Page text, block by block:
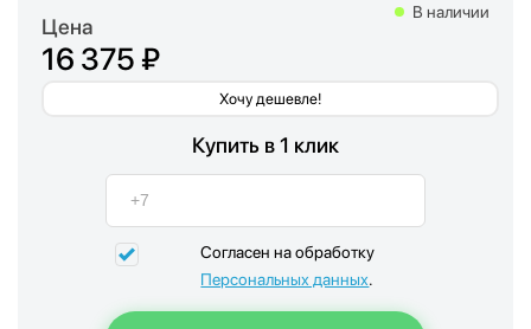
Цена
16 375 ₽
Хочу дешевле!
В наличии
Купить в 1 клик
Согласен на обработку
Персональных данных.